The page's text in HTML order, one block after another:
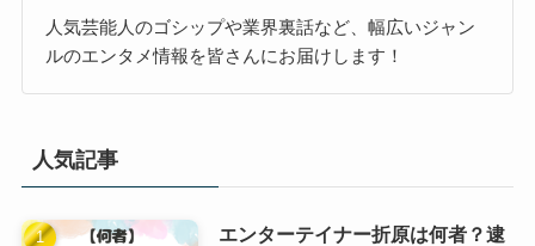
人気芸能人のゴシップや業界裏話など、幅広いジャン
ルのエンタメ情報を皆さんにお届けします！
人気記事
エンターテイナー折原は何者？逮